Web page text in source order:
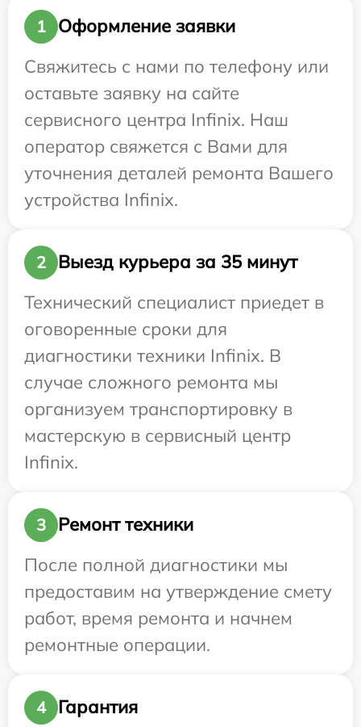
1
Оформление заявки
Свяжитесь с нами по телефону или
оставьте заявку на сайте
сервисного центра Infinix. Наш
оператор свяжется с Вами для
уточнения деталей ремонта Вашего
устройства Infinix.
2
Выезд курьера за 35 минут
Технический специалист приедет в
оговоренные сроки для
диагностики техники Infinix. В
случае сложного ремонта мы
организуем транспортировку в
мастерскую в сервисный центр
Infinix.
3
Ремонт техники
После полной диагностики мы
предоставим на утверждение смету
работ, время ремонта и начнем
ремонтные операции.
4 Гарантия